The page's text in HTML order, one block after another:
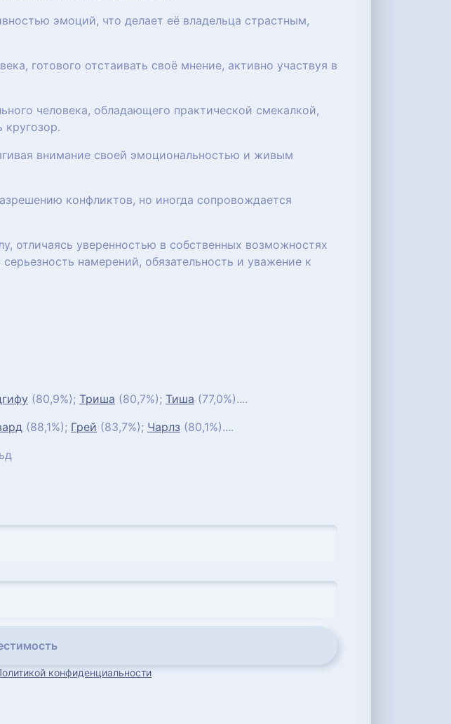
эмоций, что делает её владельца страстным,
готового отстаивать своё мнение, активно участвуя в
человека, обладающего практической смекалкой,
внимание своей эмоциональностью и живым
конфликтов, но иногда сопровождается
отличаясь уверенностью в собственных возможностях
намерений, обязательность и уважение к
(80,9%); Триша (80,7%); Тиша (77,0%)....
(88,1%); Грей (83,7%); Чарлз (80,1%)....
конфиденциальности